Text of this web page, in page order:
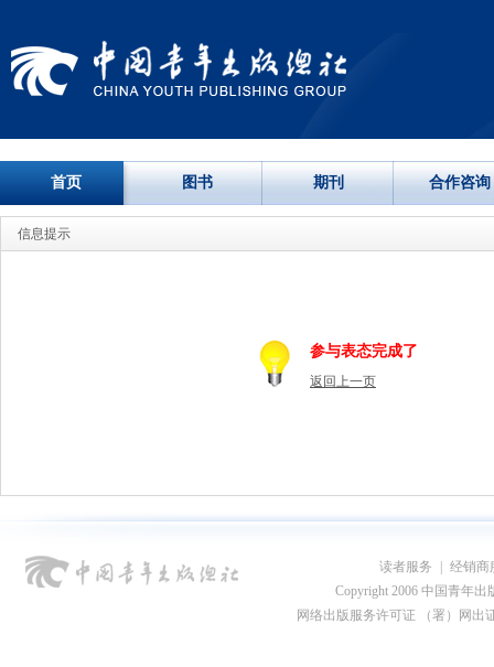
首页 图书 期刊 合作咨询
信息提示
参与表态完成了
返回上一页
读者服务
经销商
Copyright 2006 中国青年出
网络出版服务许可证 （署）网出